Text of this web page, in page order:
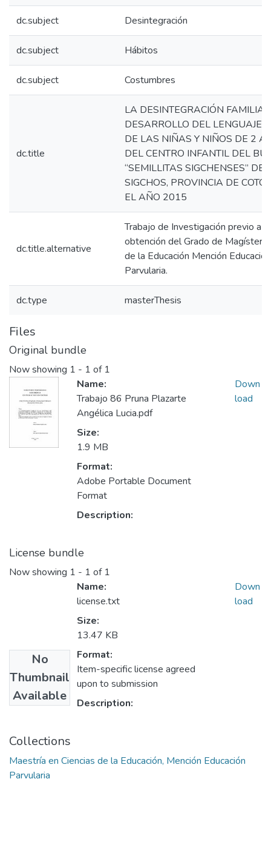
dc.subject Desintegración
dc.subject Hábitos
dc.subject Costumbres
dc.title
LA DESINTEGRACIÓN
DESARROLLO DEL LENGUAJE
DE LAS NIÑAS Y NIÑOS DE 2 A
DEL CENTRO INFANTIL DEL
“SEMILLITAS SIGCHENSES”
SIGCHOS, PROVINCIA DE
EL AÑO 2015
dc.title.alternative
Trabajo de Investigación previo a la
obtención del Grado de Magíster
de la Educación Mención Educación
Parvularia.
dc.type masterThesis
Files
Original bundle
Now showing 1 - 1 of 1
Name:
Trabajo 86 Pruna Plazarte
Angélica Lucia.pdf
Size:
1.9 MB
Format:
Adobe Portable Document
Format
Description:
Down
load
License bundle
Now showing 1 - 1 of 1
No
Thumbnail
Available
Name:
license.txt
Size:
13.47 KB
Format:
Item-specific license agreed
upon to submission
Description:
Down
load
Collections
Maestría en Ciencias de la Educación, Mención Educación
Parvularia